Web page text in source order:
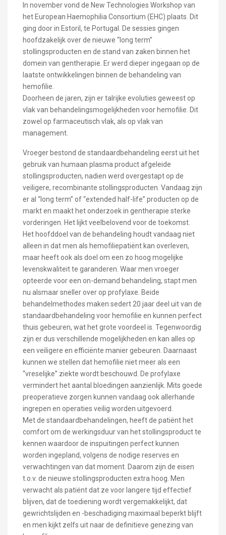
In november vond de New Technologies Workshop van
het European Haemophilia Consortium (EHC) plaats. Dit
ging door in Estoril, te Portugal. De sessies gingen
hoofdzakelijk over de nieuwe “long term”
stollingsproducten en de stand van zaken binnen het
domein van gentherapie. Er werd dieper ingegaan op de
laatste ontwikkelingen binnen de behandeling van
hemofilie.
Doorheen de jaren, zijn er talrijke evoluties geweest op
vlak van behandelingsmogelijkheden voor hemofilie. Dit
zowel op farmaceutisch vlak, als op vlak van
management.
Vroeger bestond de standaardbehandeling eerst uit het
gebruik van humaan plasma product afgeleide
stollingsproducten, nadien werd overgestapt op de
veiligere, recombinante stollingsproducten. Vandaag zijn
er al “long term” of “extended half-life” producten op de
markt en maakt het onderzoek in gentherapie sterke
vorderingen. Het lijkt veelbelovend voor de toekomst.
Het hoofddoel van de behandeling houdt vandaag niet
alleen in dat men als hemofiliepatiënt kan overleven,
maar heeft ook als doel om een zo hoog mogelijke
levenskwaliteit te garanderen. Waar men vroeger
opteerde voor een on-demand behandeling, stapt men
nu alsmaar sneller over op profylaxe. Beide
behandelmethodes maken sedert 20 jaar deel uit van de
standaardbehandeling voor hemofilie en kunnen perfect
thuis gebeuren, wat het grote voordeel is. Tegenwoordig
zijn er dus verschillende mogelijkheden en kan alles op
een veiligere en efficiënte manier gebeuren. Daarnaast
kunnen we stellen dat hemofilie niet meer als een
“vreselijke” ziekte wordt beschouwd. De profylaxe
vermindert het aantal bloedingen aanzienlijk. Mits goede
preoperatieve zorgen kunnen vandaag ook allerhande
ingrepen en operaties veilig worden uitgevoerd.
Met de standaardbehandelingen, heeft de patiënt het
comfort om de werkingsduur van het stollingsproduct te
kennen waardoor de inspuitingen perfect kunnen
worden ingepland, volgens de nodige reserves en
verwachtingen van dat moment. Daarom zijn de eisen
t.o.v. de nieuwe stollingsproducten extra hoog. Men
verwacht als patiënt dat ze voor langere tijd effectief
blijven, dat de toediening wordt vergemakkelijkt, dat
gewrichtslijden en -beschadiging maximaal beperkt blijft
en men kijkt zelfs uit naar de definitieve genezing van